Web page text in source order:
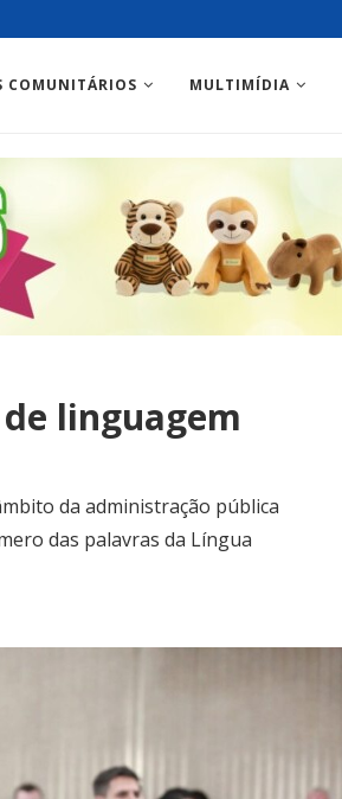
COMUNITÁRIOS MULTIMÍDIA
linguagem
da administração pública
das palavras da Língua